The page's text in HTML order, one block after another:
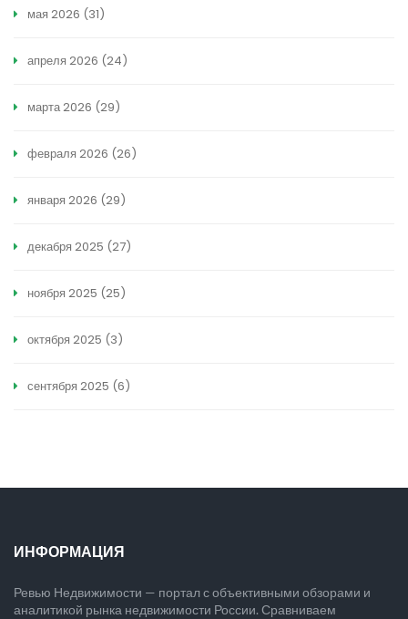
мая 2026 (31)
апреля 2026 (24)
марта 2026 (29)
февраля 2026 (26)
января 2026 (29)
декабря 2025 (27)
ноября 2025 (25)
октября 2025 (3)
сентября 2025 (6)
ИНФОРМАЦИЯ
Ревью Недвижимости — портал с объективными обзорами и
аналитикой рынка недвижимости России. Сравниваем